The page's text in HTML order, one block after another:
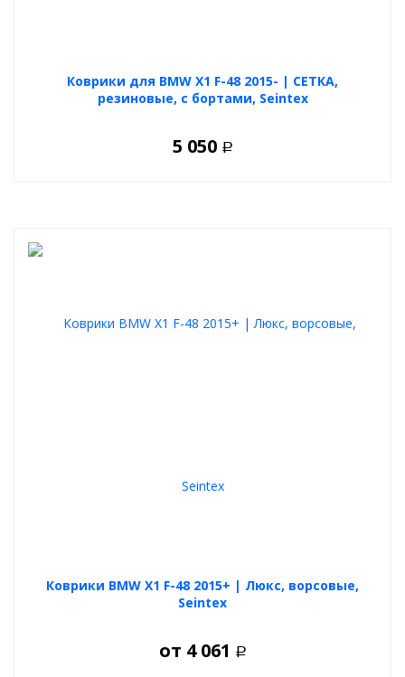
Коврики для BMW X1 F-48 2015- | СЕТКА,
резиновые, с бортами, Seintex
5 050 Р
Коврики BMW X1 F-48 2015+ | Люкс, ворсовые,
Seintex
от 4 061 Р